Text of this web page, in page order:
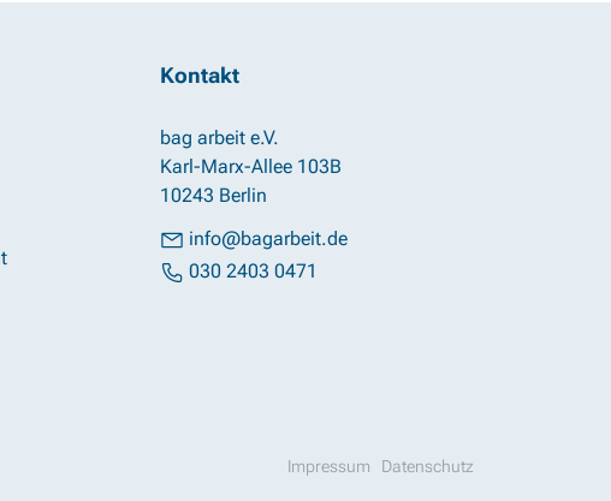
Kontakt
bag arbeit e.V.
Karl-Marx-Allee 103B
10243 Berlin
info@bagarbeit.de
030 2403 0471
Impressum Datenschutz